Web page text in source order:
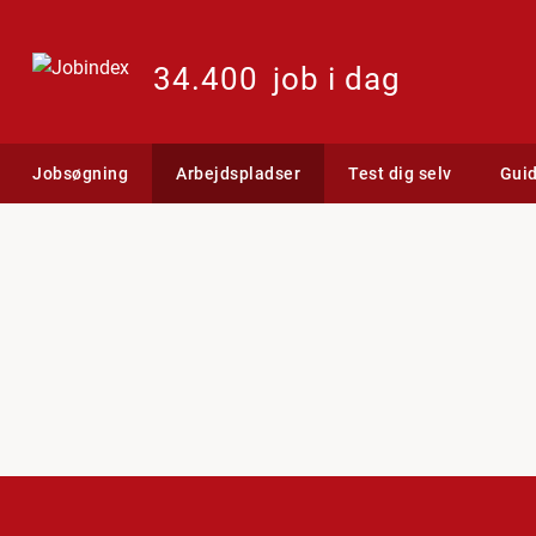
34.400 job i dag
Jobsøgning Arbejdspladser Test dig selv